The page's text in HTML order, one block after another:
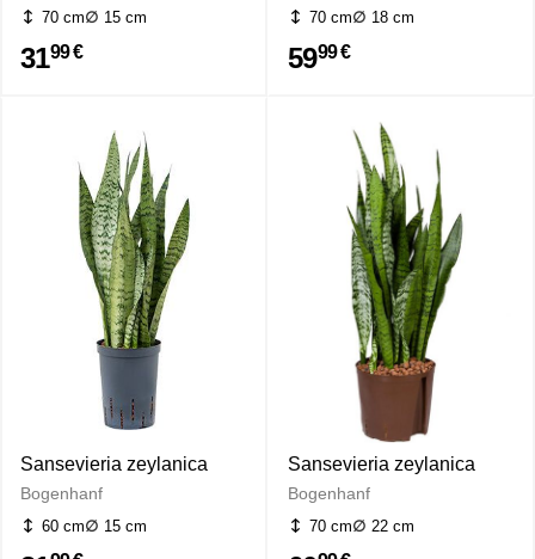
70 cm 15 cm
3199 €
70 cm 18 cm
5999 €
Sansevieria zeylanica
Bogenhanf
60 cm 15 cm
Sansevieria zeylanica
Bogenhanf
70 cm 22 cm